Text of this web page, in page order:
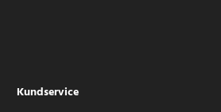
Kundservice